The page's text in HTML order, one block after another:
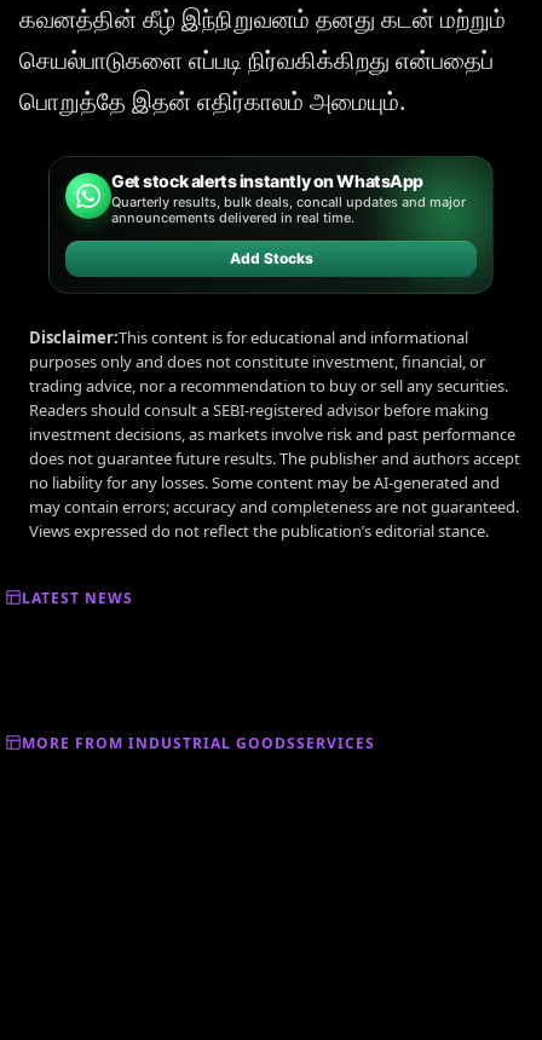
கவனத்தின் கீழ் இந்நிறுவனம் தனது கடன் மற்றும்
செயல்பாடுகளை எப்படி நிர்வகிக்கிறது என்பதைப்
பொறுத்தே இதன் எதிர்காலம் அமையும்.
Get stock alerts instantly on WhatsApp
Quarterly results, bulk deals, concall updates and major
announcements delivered in real time.
Add Stocks
Disclaimer:This content is for educational and informational
purposes only and does not constitute investment, financial, or
trading advice, nor a recommendation to buy or sell any securities.
Readers should consult a SEBI-registered advisor before making
investment decisions, as markets involve risk and past performance
does not guarantee future results. The publisher and authors accept
no liability for any losses. Some content may be AI-generated and
may contain errors; accuracy and completeness are not guaranteed.
Views expressed do not reflect the publication’s editorial stance.
LATEST NEWS
MORE FROM INDUSTRIAL GOODSSERVICES